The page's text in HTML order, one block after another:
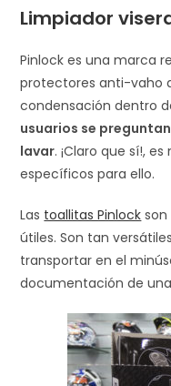
Limpiador
Pinlock es una marca
protectores anti-vaho
condensación dentro
usuarios se
lavar. ¡Claro que sí!,
específicos para ello.
Las toallitas Pinlock
útiles. Son tan
transportar en el
documentación de una